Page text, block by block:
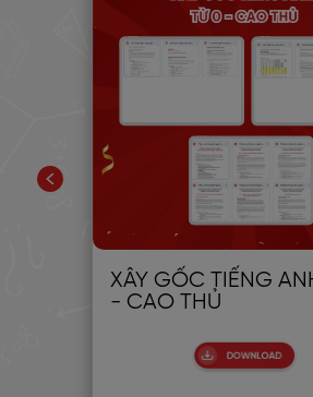
XÂY GỐC TIẾNG
- CAO THỦ